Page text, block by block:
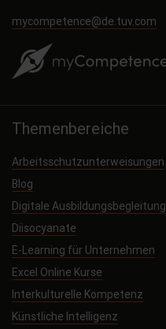
mycompetence@de.tuv.com
Themenbereiche
Arbeitsschutzunterweisungen
Blog
Digitale Ausbildungsbegleitung
Diisocyanate
E-Learning für Unternehmen
Excel Online Kurse
Interkulturelle Kompetenz
Künstliche Intelligenz